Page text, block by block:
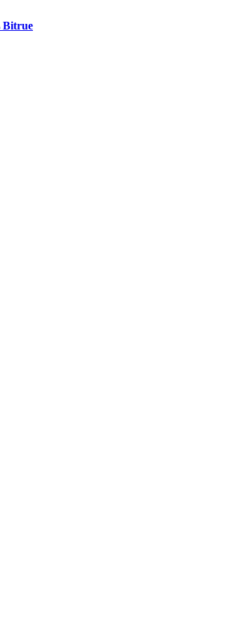
Bitrue